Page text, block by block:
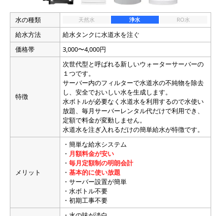
水の種類 天然水 浄水 RO水
給水方法
給水タンクに水道水を注ぐ
価格帯
3,000〜4,000円
特徴
次世代型と呼ばれる新しいウォーターサーバーの
１つです。
サーバー内のフィルターで水道水の不純物を除去
し、安全でおいしい水を生成します。
水ボトルが必要なく水道水を利用するので水使い
放題、毎月サーバーレンタル代だけで利用でき、
定額で料金が変動しません。
水道水を注ぎ入れるだけの簡単給水が特徴です。
メリット
・簡単な給水システム
・ 月額料金が安い
・ 毎月定額制の明朗会計
・ 基本的に使い放題
・サーバー設置が簡単
・水ボトル不要
・初期工事不要